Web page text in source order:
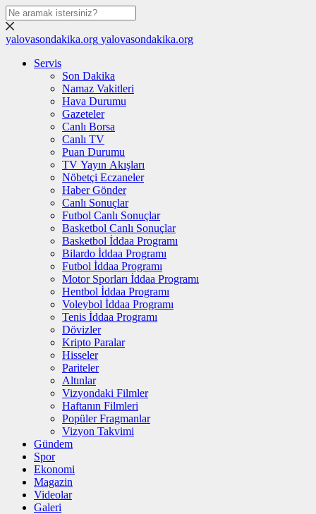
yalovasondakika.org yalovasondakika.org
Servis
Son Dakika
Namaz Vakitleri
Hava Durumu
Gazeteler
Canlı Borsa
Canlı TV
Puan Durumu
TV Yayın Akışları
Nöbetçi Eczaneler
Haber Gönder
Canlı Sonuçlar
Futbol Canlı Sonuçlar
Basketbol Canlı Sonuçlar
Basketbol İddaa Programı
Bilardo İddaa Programı
Futbol İddaa Programı
Motor Sporları İddaa Programı
Hentbol İddaa Programı
Voleybol İddaa Programı
Tenis İddaa Programı
Dövizler
Kripto Paralar
Hisseler
Pariteler
Altınlar
Vizyondaki Filmler
Haftanın Filmleri
Popüler Fragmanlar
Vizyon Takvimi
Gündem
Spor
Ekonomi
Magazin
Videolar
Galeri